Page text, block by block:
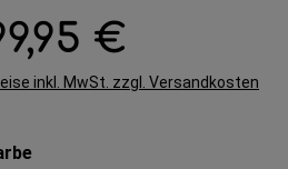
Preis: €
inkl. MwSt. zzgl. Versandkosten
auswählen